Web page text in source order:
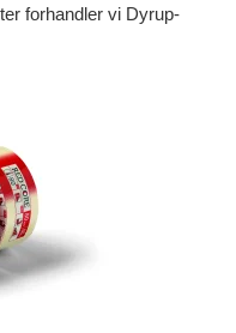
forhandler vi Dyrup-